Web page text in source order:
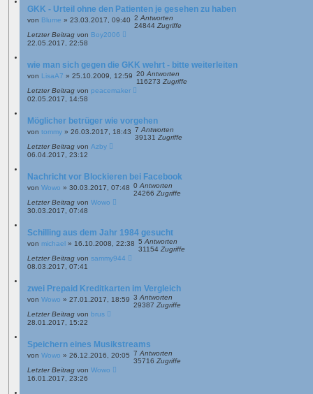
GKK - Urteil ohne den Patienten je gesehen zu haben
von Blume » 23.03.2017, 09:40 2 Antworten
24844 Zugriffe
Letzter Beitrag von Boy2006
22.05.2017, 22:58
wie man sich gegen die GKK wehrt - bitte weiterleiten
von LisaA7 » 25.10.2009, 12:59 20 Antworten
116273 Zugriffe
Letzter Beitrag von peacemaker
02.05.2017, 14:58
Möglicher betrüger wie vorgehen
von tommy » 26.03.2017, 18:43 7 Antworten
39131 Zugriffe
Letzter Beitrag von Azby
06.04.2017, 23:12
Nachricht vor Blockieren bei Facebook
von Wowo » 30.03.2017, 07:48 0 Antworten
24266 Zugriffe
Letzter Beitrag von Wowo
30.03.2017, 07:48
Schilling aus dem Jahr 1984 gesucht
von michael » 16.10.2008, 22:38 5 Antworten
31154 Zugriffe
Letzter Beitrag von sammy944
08.03.2017, 07:41
zwei Prepaid Kreditkarten im Vergleich
von Wowo » 27.01.2017, 18:59 3 Antworten
29387 Zugriffe
Letzter Beitrag von brus
28.01.2017, 15:22
Speichern eines Musikstreams
von Wowo » 26.12.2016, 20:05 7 Antworten
35716 Zugriffe
Letzter Beitrag von Wowo
16.01.2017, 23:26